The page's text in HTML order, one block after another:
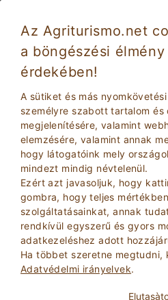
Az Agriturismo.net
a böngészési
érdekében!
A sütiket és más
személyre szabott tartalom
megjelenítésére, valamint
elemzésére, valamint annak
hogy látogatóink mely
mindezt mindig névtelenül.
Ezért azt javasoljuk, hogy
gombra, hogy teljes
szolgáltatásainkat, annak
rendkívül egyszerű és gyors
adatkezeléshez adott
Ha többet szeretne megtudni,
Adatvédelmi irányelvek.
Üdülések Toszkána
nélkül
2Felnottek
0Gyerekek